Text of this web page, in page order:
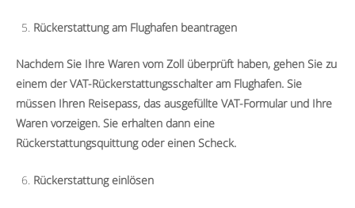
Rückerstattung am Flughafen beantragen
Nachdem Sie Ihre Waren vom Zoll überprüft haben, gehen Sie zu
einem der VAT-Rückerstattungsschalter am Flughafen. Sie
müssen Ihren Reisepass, das ausgefüllte VAT-Formular und Ihre
Waren vorzeigen. Sie erhalten dann eine
Rückerstattungsquittung oder einen Scheck.
Rückerstattung einlösen